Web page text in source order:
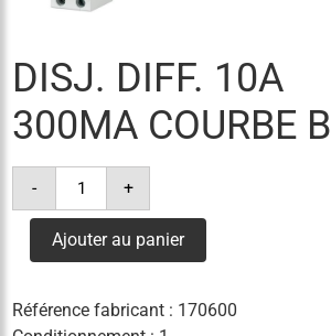
DISJ. DIFF. 10A
300MA COURBE B
-
quantité
disj.
10a
300ma
+
Ajouter au panier
Référence fabricant : 170600